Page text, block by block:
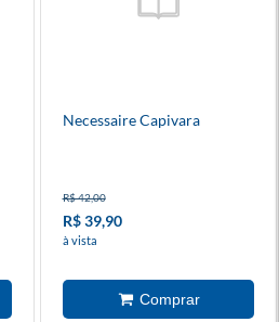
Necessaire Capivara
R$ 42,00
R$ 39,90
à vista